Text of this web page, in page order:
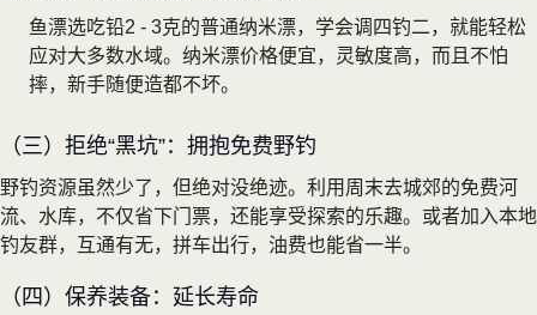
鱼漂选吃铅2 - 3克的普通纳米漂，学会调四钓二，就能轻松
应对大多数水域。纳米漂价格便宜，灵敏度高，而且不怕
摔，新手随便造都不坏。
（三）拒绝“黑坑”：拥抱免费野钓
野钓资源虽然少了，但绝对没绝迹。利用周末去城郊的免费河
流、水库，不仅省下门票，还能享受探索的乐趣。或者加入本地
钓友群，互通有无，拼车出行，油费也能省一半。
（四）保养装备：延长寿命